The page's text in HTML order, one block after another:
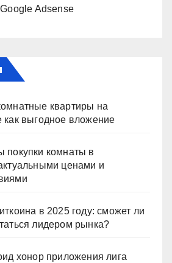
Adsense
квартиры на
как выгодное вложение
покупки комнаты в
ценами и
в 2025 году: сможет ли
лидером рынка?
хонор приложения лига